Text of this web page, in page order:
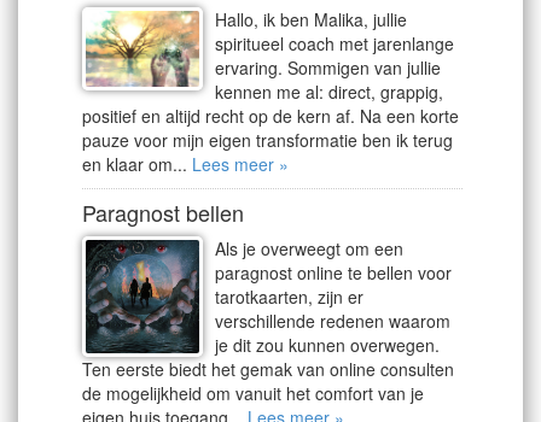
Hallo, ik ben Malika, jullie
spiritueel coach met jarenlange
ervaring. Sommigen van jullie
kennen me al: direct, grappig,
positief en altijd recht op de kern af. Na een korte
pauze voor mijn eigen transformatie ben ik terug
en klaar om... Lees meer »
Paragnost bellen
Als je overweegt om een
paragnost online te bellen voor
tarotkaarten, zijn er
verschillende redenen waarom
je dit zou kunnen overwegen.
Ten eerste biedt het gemak van online consulten
de mogelijkheid om vanuit het comfort van je
eigen huis toegang... Lees meer »